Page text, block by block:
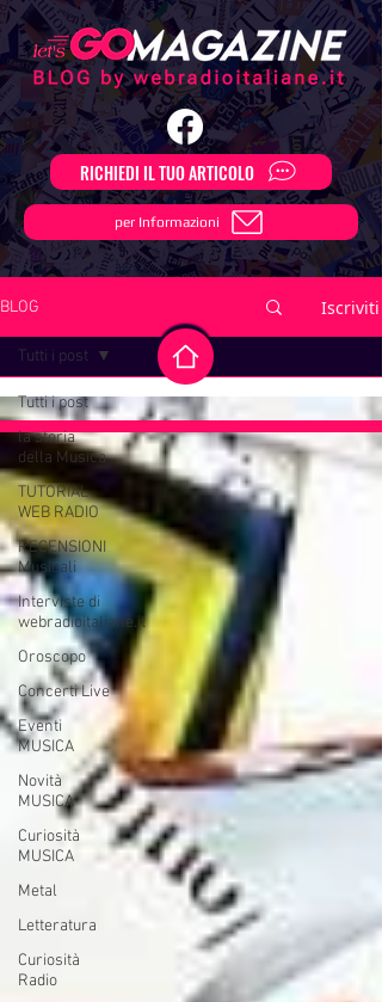
RICHIEDI IL TUO ARTICOLO
per Informazioni
BLOG Iscriviti
Tutti i post
la storia
della Musica
TUTORIAL
WEB RADIO
RECENSIONI
Musicali
Interviste di
webradioitaliane.it
Oroscopo
Concerti Live
Eventi
MUSICA
Novità
MUSICA
Curiosità
MUSICA
Metal
Letteratura
Curiosità
Radio
Tutti i post